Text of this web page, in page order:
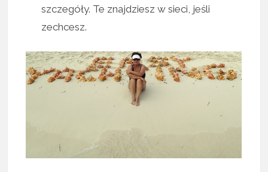
szczegóły. Te znajdziesz w sieci, jeśli
zechcesz.